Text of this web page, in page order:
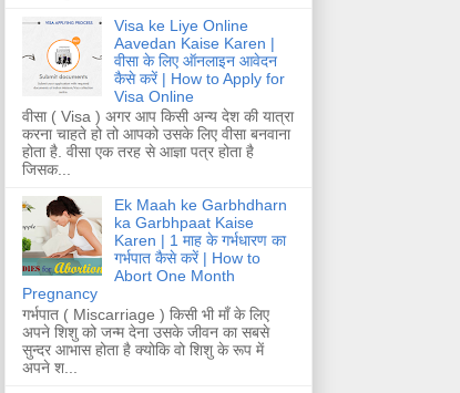
Visa ke Liye Online
Aavedan Kaise Karen |
वीसा के लिए ऑनलाइन आवेदन
कैसे करें | How to Apply for
Visa Online
वीसा ( Visa ) अगर आप किसी अन्य देश की यात्रा
करना चाहते हो तो आपको उसके लिए वीसा बनवाना
होता है. वीसा एक तरह से आज्ञा पत्र होता है
जिसक...
Ek Maah ke Garbhdharn
ka Garbhpaat Kaise
Karen | 1 माह के गर्भधारण का
गर्भपात कैसे करें | How to
Abort One Month
Pregnancy
गर्भपात ( Miscarriage ) किसी भी माँ के लिए
अपने शिशु को जन्म देना उसके जीवन का सबसे
सुन्दर आभास होता है क्योकि वो शिशु के रूप में
अपने श...